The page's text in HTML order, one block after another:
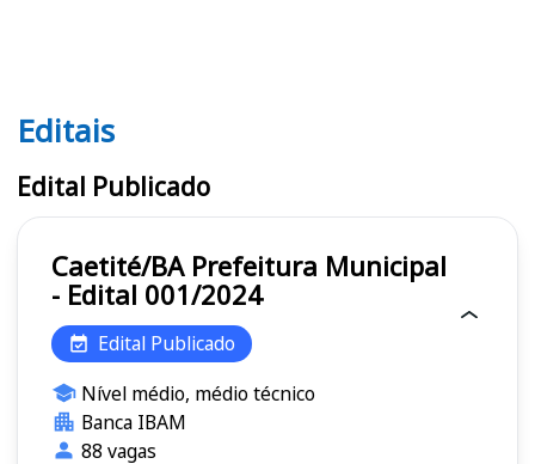
Editais
Editais
Edital Publicado
Caetité/BA Prefeitura Municipal
- Edital 001/2024
Edital Publicado
Nível médio, médio técnico
Banca IBAM
88 vagas